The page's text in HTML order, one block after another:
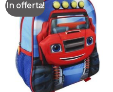
In offerta!